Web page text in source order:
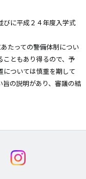
びに平成２４年度入学式
たっての警備体制につい
こともあり得るので、予
については慎重を期して
の説明があり、審議の結